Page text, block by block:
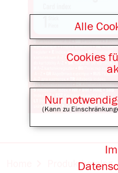
Produktkatalog
Alle
Cookies
Nur
(Kann zu